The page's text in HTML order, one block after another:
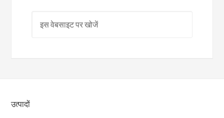
उत्पादों